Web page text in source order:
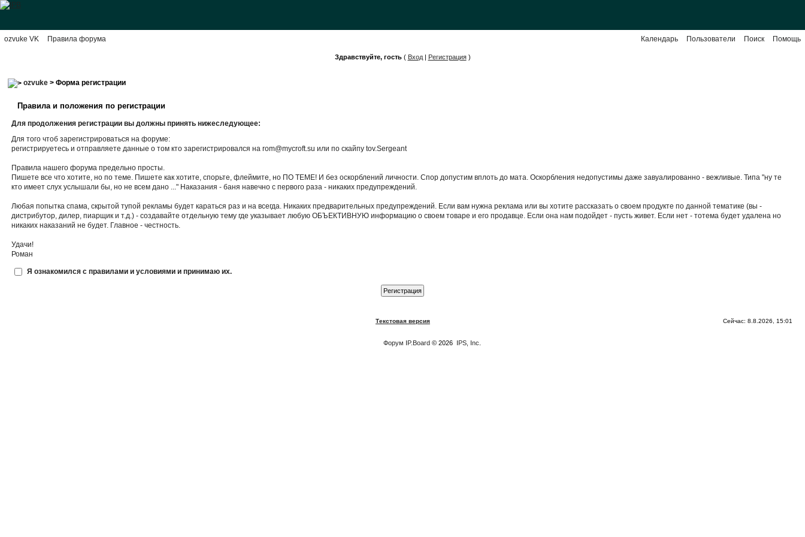
ozvuke VK Правила форума Помощь
Поиск
Пользователи
Календарь
Здравствуйте, гость( Вход| Регистрация)
ozvuke > Форма регистрации
Правила и положения по регистрации
Для продолжения регистрации вы должны принять нижеследующее:
Для того чтоб зарегистрироваться на форуме:
регистрируетесь и отправляете данные о том кто зарегистрировался на rom@mycroft.su или по скайпу tov.Sergeant
Правила нашего форума предельно просты.
Пишете все что хотите, но по теме. Пишете как хотите, спорьте, флеймите, но ПО ТЕМЕ! И без оскорблений личности. Спор допустим вплоть до мата. Оскорбления недопустимы даже завуалированно - вежливые. Типа "ну те
кто имеет слух услышали бы, но не всем дано ..." Наказания - баня навечно с первого раза - никаких предупреждений.
Любая попытка спама, скрытой тупой рекламы будет караться раз и на всегда. Никаких предварительных предупреждений. Если вам нужна реклама или вы хотите рассказать о своем продукте по данной тематике (вы -
дистрибутор, дилер, пиарщик и т.д.) - создавайте отдельную тему где указывает любую ОБЪЕКТИВНУЮ информацию о своем товаре и его продавце. Если она нам подойдет - пусть живет. Если нет - тотема будет удалена но
никаких наказаний не будет. Главное - честность.
Удачи!
Роман
Я ознакомился с правилами и условиями и принимаю их.
Текстовая версия Сейчас: 8.8.2026, 15:01
Форум IP.Board © 2026 IPS, Inc